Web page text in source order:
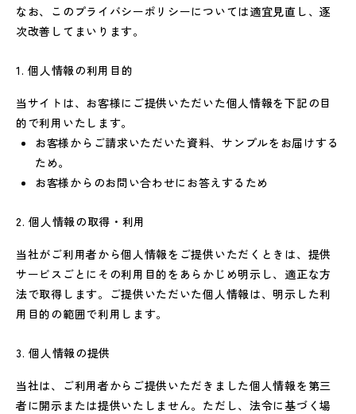
なお、このプライバシーポリシーについては適宜見直し、逐
次改善してまいります。
個人情報の利用目的
当サイトは、お客様にご提供いただいた個人情報を下記の目
的で利用いたします。
お客様からご請求いただいた資料、サンプルをお届けする
ため。
お客様からのお問い合わせにお答えするため
個人情報の取得・利用
当社がご利用者から個人情報をご提供いただくときは、提供
サービスごとにその利用目的をあらかじめ明示し、適正な方
法で取得します。ご提供いただいた個人情報は、明示した利
用目的の範囲で利用します。
個人情報の提供
当社は、ご利用者からご提供いただきました個人情報を第三
者に開示または提供いたしません。ただし、法令に基づく場